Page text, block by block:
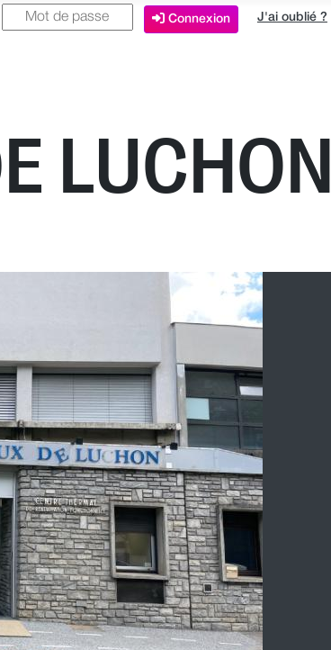
Connexion J'ai oublié ?
LUCHON